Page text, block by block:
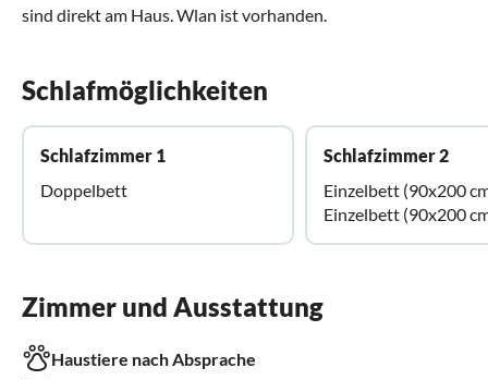
sind direkt am Haus. Wlan ist vorhanden.
Schlafmöglichkeiten
Schlafzimmer 1
Doppelbett
Schlafzimmer 2
Einzelbett (90x200
Einzelbett (90x200
Zimmer und Ausstattung
Haustiere nach Absprache